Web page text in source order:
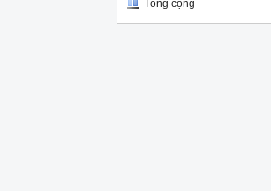
Tổng cộng